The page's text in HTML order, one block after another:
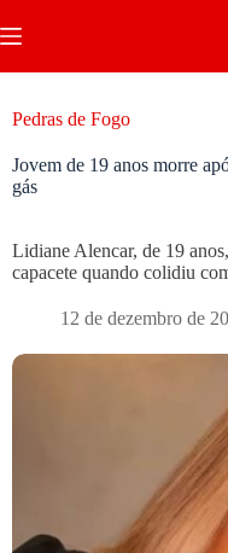
Pedras de Fogo
Jovem de 19 anos morre
gás
Lidiane Alencar, de 19
capacete quando colidiu
12 de dezembro de